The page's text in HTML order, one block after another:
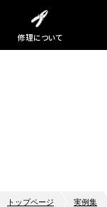
修理について
トップページ 実例集